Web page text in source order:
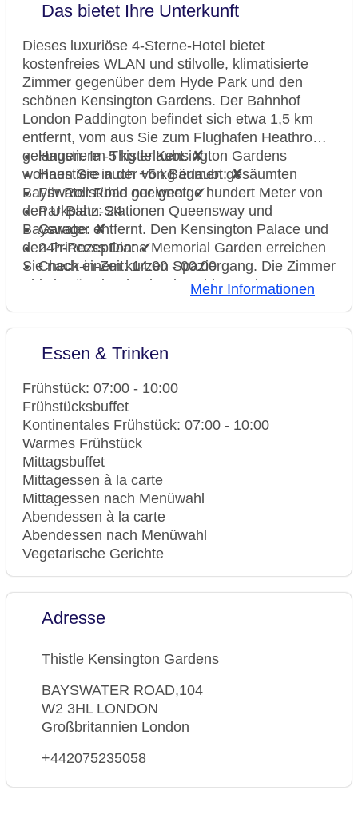
Das bietet Ihre Unterkunft
Dieses luxuriöse 4-Sterne-Hotel bietet
kostenfreies WLAN und stilvolle, klimatisierte
Zimmer gegenüber dem Hyde Park und den
schönen Kensington Gardens. Der Bahnhof
London Paddington befindet sich etwa 1,5 km
entfernt, vom aus Sie zum Flughafen Heathrow
gelangen. Im Thistle Kensington Gardens
wohnen Sie in der von Bäumen gesäumten
Bayswater Road nur wenige hundert Meter von
den U-Bahn-Stationen Queensway und
Bayswater entfernt. Den Kensington Palace und
den Princess Diana Memorial Garden erreichen
Sie nach einem kurzen Spaziergang. Die Zimmer
Thistle Kensington Gardens bieten einen
Kensington Gardens und den Hyde Park. Das
moderne britische und europäische Gerichte. Die
Lounge und Bar bieten leichte Snacks oder
vollständige Mahlzeiten sowie traditionellen
Nachmittagstee. Gerne verwöhnt Sie auch der
24-Stunden-Zimmerservice.
Haustiere -5 kg erlaubt: ✘
Haustiere auch +5 kg erlaubt: ✘
Für Rollstühle geeignet: ✔
Parkplatz: 24
Garage: ✘
24h-Rezeption: ✔
Check-in-Zeit: 14:00 - 00:00
Verspäteter Check-out: ✔
Zimmerservice: ✔
Medizinischer Dienst: ✔
Fahrradverleih: ✔
Mehrsprachiges Personal: ✔
Klimaanlage in öffentlichen Bereichen: ✔
Rauchmelder: ✔
Safe: ✔
Wechselstube: ✔
Garderobe: ✔
Aufzug: ✔
Supermarkt: ✔
Speisesaal: ✔
Wasserkocher: ✔
Konferenzräume: ✔
Projektor: ✔
Mehr Informationen
Essen & Trinken
Frühstück: 07:00 - 10:00
Frühstücksbuffet
Kontinentales Frühstück: 07:00 - 10:00
Warmes Frühstück
Mittagsbuffet
Mittagessen à la carte
Mittagessen nach Menüwahl
Abendessen à la carte
Abendessen nach Menüwahl
Vegetarische Gerichte
Adresse
Thistle Kensington Gardens
BAYSWATER ROAD,104
W2 3HL LONDON
Großbritannien London
+442075235058